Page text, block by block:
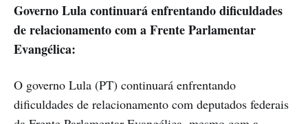
Governo Lula continuará enfrentando dificuldades
de relacionamento com a Frente Parlamentar
Evangélica:
O governo Lula (PT) continuará enfrentando
dificuldades de relacionamento com deputados federais